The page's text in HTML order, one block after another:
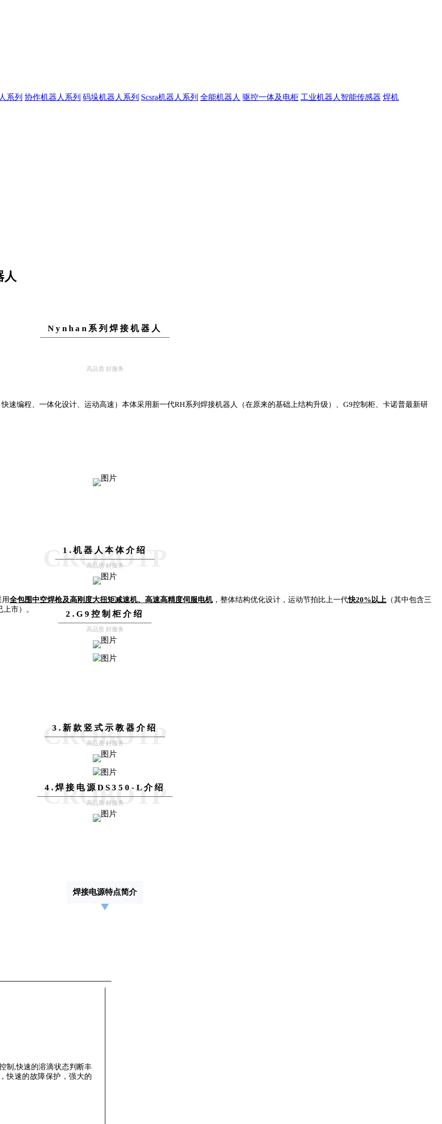
系列 协作机器人系列 码垛机器人系列 Scsra机器人系列 全能机器人 驱控一体及电柜 工业机器人智能传感器 焊机
人
Nynhan系列焊接机器人
高品质 好服务
速编程、一体化设计、运动高速）本体采用新一代RH系列焊接机器人 （在原来的基础上结构升级）
、G9控制柜、卡诺普最新研
CROBOTP
1.机器人本体介绍
高品质 好服务
全包围中空焊枪及高刚度大扭矩减速机、高速高精度伺服电机，整体结构优化设计，运动节拍比上一代快20%以上 （其中包含三
市）。
2.G9控制柜介绍
高品质 好服务
CROBOTP
3.新款竖式示教器介绍
高品质 好服务
CROBOTP
4.焊接电源DS350-L介绍
高品质 好服务
焊接电源特点简介
制,快速的溶滴状态判断丰
快速的故障保护，强大的